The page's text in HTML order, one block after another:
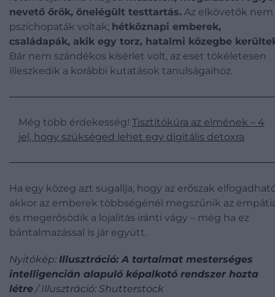
nevető őrök, önelégült testtartás. Az elkövetők nem
pszichopaták voltak; hétköznapi emberek,
családapák, akik egy torz, hatalmi közegbe
Bár nem szándékos kísérlet volt, az eset tökéletesen
illeszkedik a korábbi kutatások tanulságaihoz.
Még több érdekesség! Tisztítókúra az elmének – 4
jel, hogy szükséged lehet egy digitális detoxra
Ha egy közeg azt sugallja, hogy az erőszak
akkor az emberek többségénél megszűnik az
és megerősödik a lojalitás iránti vágy – még ha ez
bántalmazással is jár együtt.
Nyitókép: Illusztráció: A tartalmat mesterséges
intelligencián alapuló képalkotó rendszer hozta
létre / Illusztráció: Shutterstock